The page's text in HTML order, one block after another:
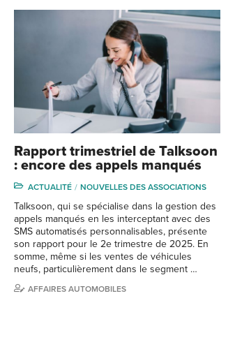
Rapport trimestriel de Talksoon
: encore des appels manqués
ACTUALITÉ NOUVELLES DES ASSOCIATIONS
Talksoon, qui se spécialise dans la gestion des
appels manqués en les interceptant avec des
SMS automatisés personnalisables, présente
son rapport pour le 2e trimestre de 2025. En
somme, même si les ventes de véhicules
neufs, particulièrement dans le segment …
AFFAIRES AUTOMOBILES